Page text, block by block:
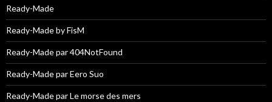
Ready-Made
Ready-Made by FisM
Ready-Made par 404NotFound
Ready-Made par Eero Suo
Ready-Made par Le morse des mers